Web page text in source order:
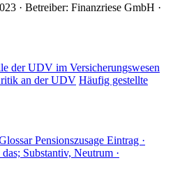
· Betreiber: Finanzriese GmbH ·
der UDV im Versicherungswesen
an der UDV Häufig gestellte
Pensionszusage Eintrag ·
das; Substantiv, Neutrum ·